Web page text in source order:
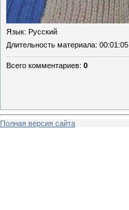
Язык: Русский
Длительность материала: 00:01:05
Всего комментариев: 0
Полная версия сайта